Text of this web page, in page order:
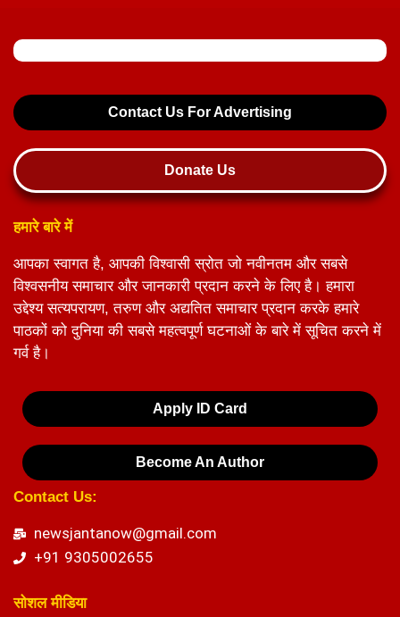
Contact Us For Advertising
Donate Us
हमारे बारे में
आपका स्वागत है, आपकी विश्वासी स्रोत जो नवीनतम और सबसे
विश्वसनीय समाचार और जानकारी प्रदान करने के लिए है। हमारा
उद्देश्य सत्यपरायण, तरुण और अद्यतित समाचार प्रदान करके हमारे
पाठकों को दुनिया की सबसे महत्वपूर्ण घटनाओं के बारे में सूचित करने में
गर्व है।
Apply ID Card
Become An Author
Contact Us:
newsjantanow@gmail.com
+91 9305002655
सोशल मीडिया